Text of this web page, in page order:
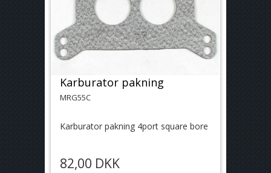
Karburator pakning
MRG55C
Karburator pakning 4port square bore
82,00 DKK